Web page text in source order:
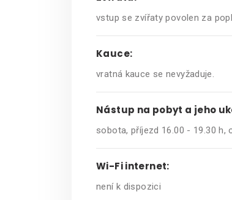
vstup se zvířaty povolen za
Kauce:
vratná kauce se nevyžaduje.
Nástup na pobyt a jeho
sobota, příjezd 16.00 - 19.30 h,
Wi-Fi internet:
není k dispozici